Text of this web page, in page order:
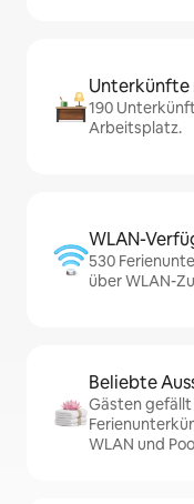
Unterkünfte
190
Arbeitsplatz.
WLAN-
530
über WLAN-
Beliebte
Gästen
WLAN und